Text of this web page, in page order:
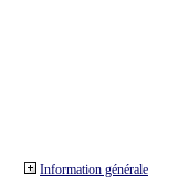
Information générale